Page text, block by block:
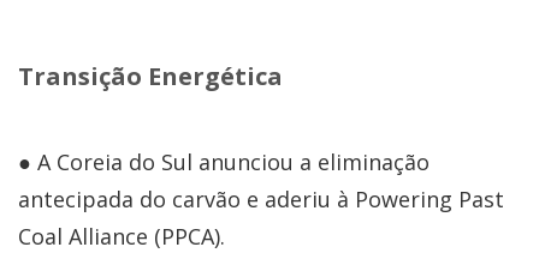
Transição Energética
● A Coreia do Sul anunciou a eliminação
antecipada do carvão e aderiu à Powering Past
Coal Alliance (PPCA).